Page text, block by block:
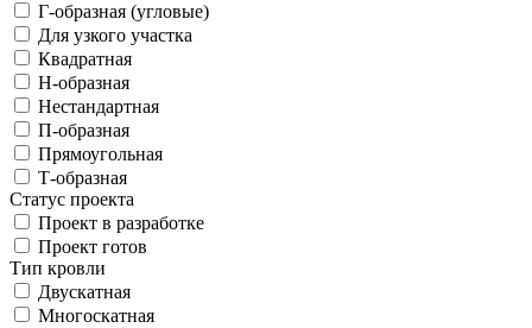
Г-образная (угловые)
Для узкого участка
Квадратная
Н-образная
Нестандартная
П-образная
Прямоугольная
Т-образная
Статус проекта
Проект в разработке
Проект готов
Тип кровли
Двускатная
Многоскатная